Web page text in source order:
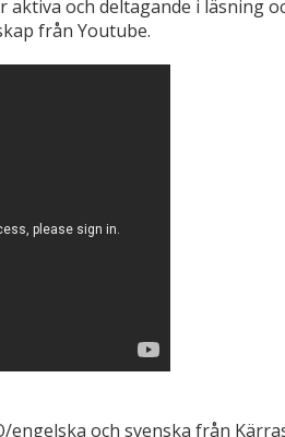
aktiva och deltagande i läsning
från Youtube.
engelska och svenska från